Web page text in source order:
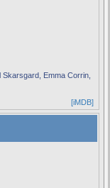
Emma Corrin,
[iMDB]